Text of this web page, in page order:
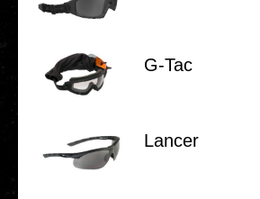
G‑Tac
Lancer